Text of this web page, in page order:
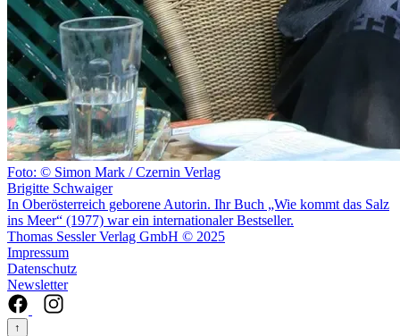
Foto: © Simon Mark / Czernin Verlag
Brigitte Schwaiger
In Oberösterreich geborene Autorin. Ihr Buch „Wie kommt das Salz
ins Meer“ (1977) war ein internationaler Bestseller.
Thomas Sessler Verlag GmbH © 2025
Impressum
Datenschutz
Newsletter
↑